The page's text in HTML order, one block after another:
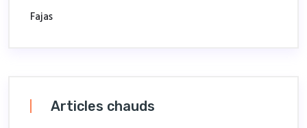
Fajas
Articles chauds